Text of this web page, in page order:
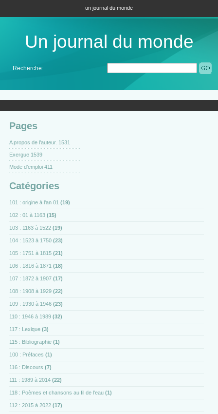
un journal du monde
Un journal du monde
Recherche:
Pages
A propos de l’auteur. 1531
Exergue 1539
Mode d’emploi 411
Catégories
101 : origine à l'an 01 (19)
102 : 01 à 1163 (15)
103 : 1163 à 1522 (19)
104 : 1523 à 1750 (23)
105 : 1751 à 1815 (21)
106 : 1816 à 1871 (18)
107 : 1872 à 1907 (17)
108 : 1908 à 1929 (22)
109 : 1930 à 1946 (23)
110 : 1946 à 1989 (32)
117 : Lexique (3)
115 : Bibliographie (1)
100 : Préfaces (1)
116 : Discours (7)
111 : 1989 à 2014 (22)
118 : Poèmes et chansons au fil de l'eau (1)
112 : 2015 à 2022 (17)